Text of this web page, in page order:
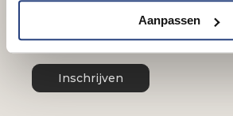
Aanpassen
Inschrijven